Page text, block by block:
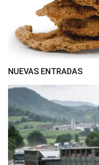
NUEVAS ENTRADAS